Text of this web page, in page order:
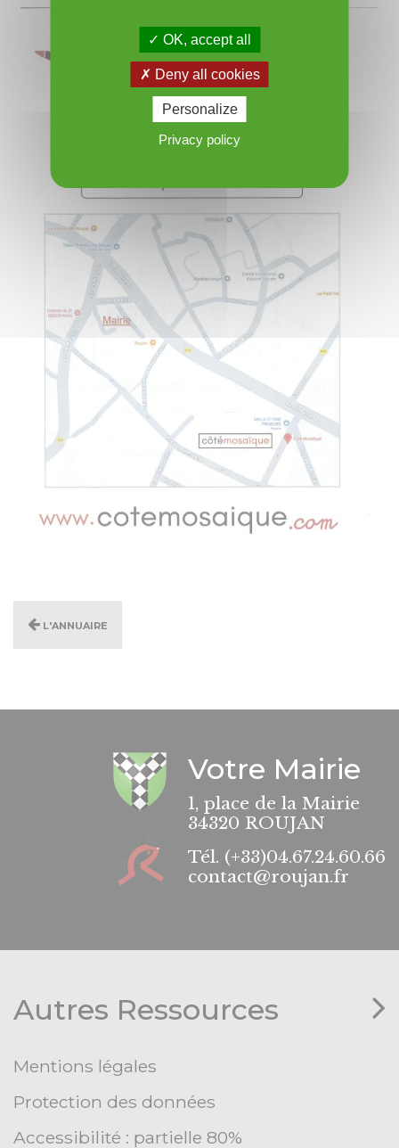
L'annuaire
Votre Mairie
1, place de la Mairie
34320 ROUJAN
Tél. (+33)04.67.24.60.66
contact@roujan.fr
Autres Ressources
Mentions légales
Protection des données
Accessibilité : partielle 80%
OK, accept all
Deny all cookies
Personalize
Privacy policy